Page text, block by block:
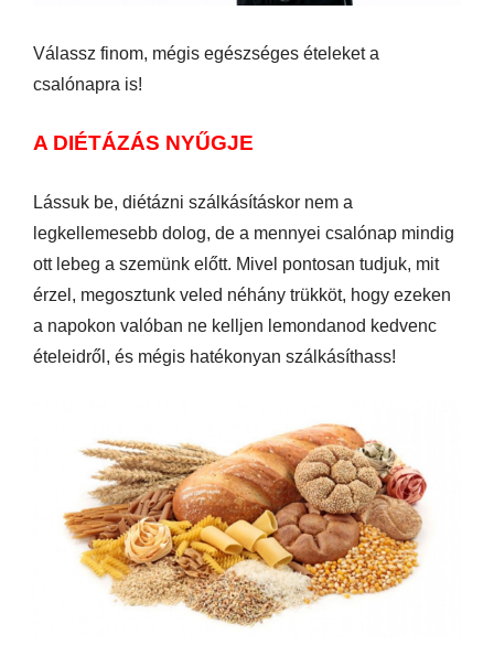
Válassz finom, mégis egészséges ételeket a
csalónapra is!
A DIÉTÁZÁS NYŰGJE
Lássuk be, diétázni szálkásításkor nem a
legkellemesebb dolog, de a mennyei csalónap mindig
ott lebeg a szemünk előtt. Mivel pontosan tudjuk, mit
érzel, megosztunk veled néhány trükköt, hogy ezeken
a napokon valóban ne kelljen lemondanod kedvenc
ételeidről, és mégis hatékonyan szálkásíthass!